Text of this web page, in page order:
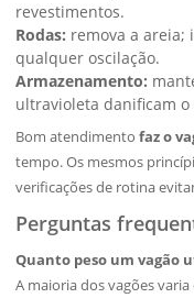
revestimentos.
Rodas: remova a areia;
qualquer oscilação.
Armazenamento:
ultravioleta danificam o
Bom atendimentofaz o
tempo. Os mesmos
verificações de rotina
Perguntas
Quanto peso um vagão
A maioria dos vagões